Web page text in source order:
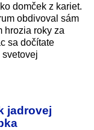
domček z kariet.
obdivoval sám
hrozia roky za
sa dočítate
jadrovej